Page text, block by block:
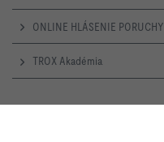
ONLINE HLÁSENIE PORUCHY
TROX Akadémia